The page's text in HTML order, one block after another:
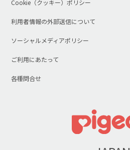
Cookie（クッキー）ポリシー
利用者情報の外部送信について
ソーシャルメディアポリシー
ご利用にあたって
各種問合せ